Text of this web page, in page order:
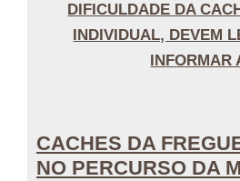
DIFICULDADE DA
INDIVIDUAL, DEVEM
CACHES DA
NO PERCURSO DA